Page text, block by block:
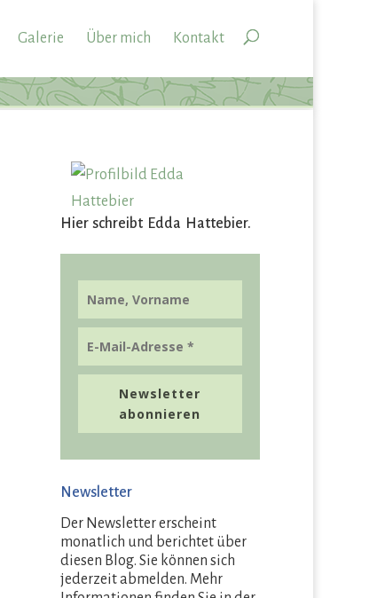
Galerie Über mich Kontakt
Hier schreibt Edda Hattebier.
Newsletter
abonnieren
Newsletter
Der Newsletter erscheint
monatlich und berichtet über
diesen Blog. Sie können sich
jederzeit abmelden. Mehr